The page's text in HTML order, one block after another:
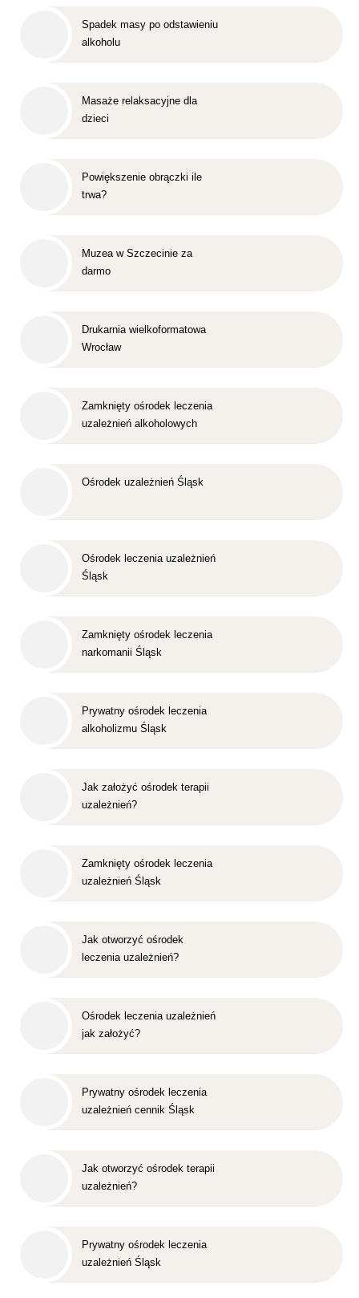
Spadek masy po odstawieniu
alkoholu
Masaże relaksacyjne dla
dzieci
Powiększenie obrączki ile
trwa?
Muzea w Szczecinie za
darmo
Drukarnia wielkoformatowa
Wrocław
Zamknięty ośrodek leczenia
uzależnień alkoholowych
Ośrodek uzależnień Śląsk
Ośrodek leczenia uzależnień
Śląsk
Zamknięty ośrodek leczenia
narkomanii Śląsk
Prywatny ośrodek leczenia
alkoholizmu Śląsk
Jak założyć ośrodek terapii
uzależnień?
Zamknięty ośrodek leczenia
uzależnień Śląsk
Jak otworzyć ośrodek
leczenia uzależnień?
Ośrodek leczenia uzależnień
jak założyć?
Prywatny ośrodek leczenia
uzależnień cennik Śląsk
Jak otworzyć ośrodek terapii
uzależnień?
Prywatny ośrodek leczenia
uzależnień Śląsk